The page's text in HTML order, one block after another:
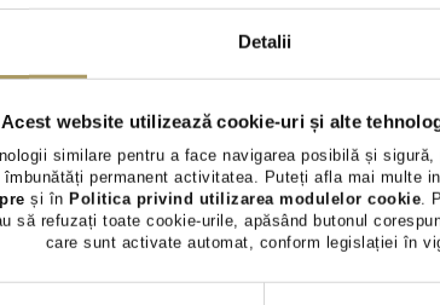
Detalii
Acest website utilizează cookie-uri și alte
similare pentru a face navigarea posibilă și
îmbunătăți permanent activitatea. Puteți afla mai multe
și în Politica privind utilizarea modulelor cookie.
să refuzați toate cookie-urile, apăsând butonul
care sunt activate automat, conform legislației în